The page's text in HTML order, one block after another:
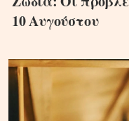
10 Αυγούστου